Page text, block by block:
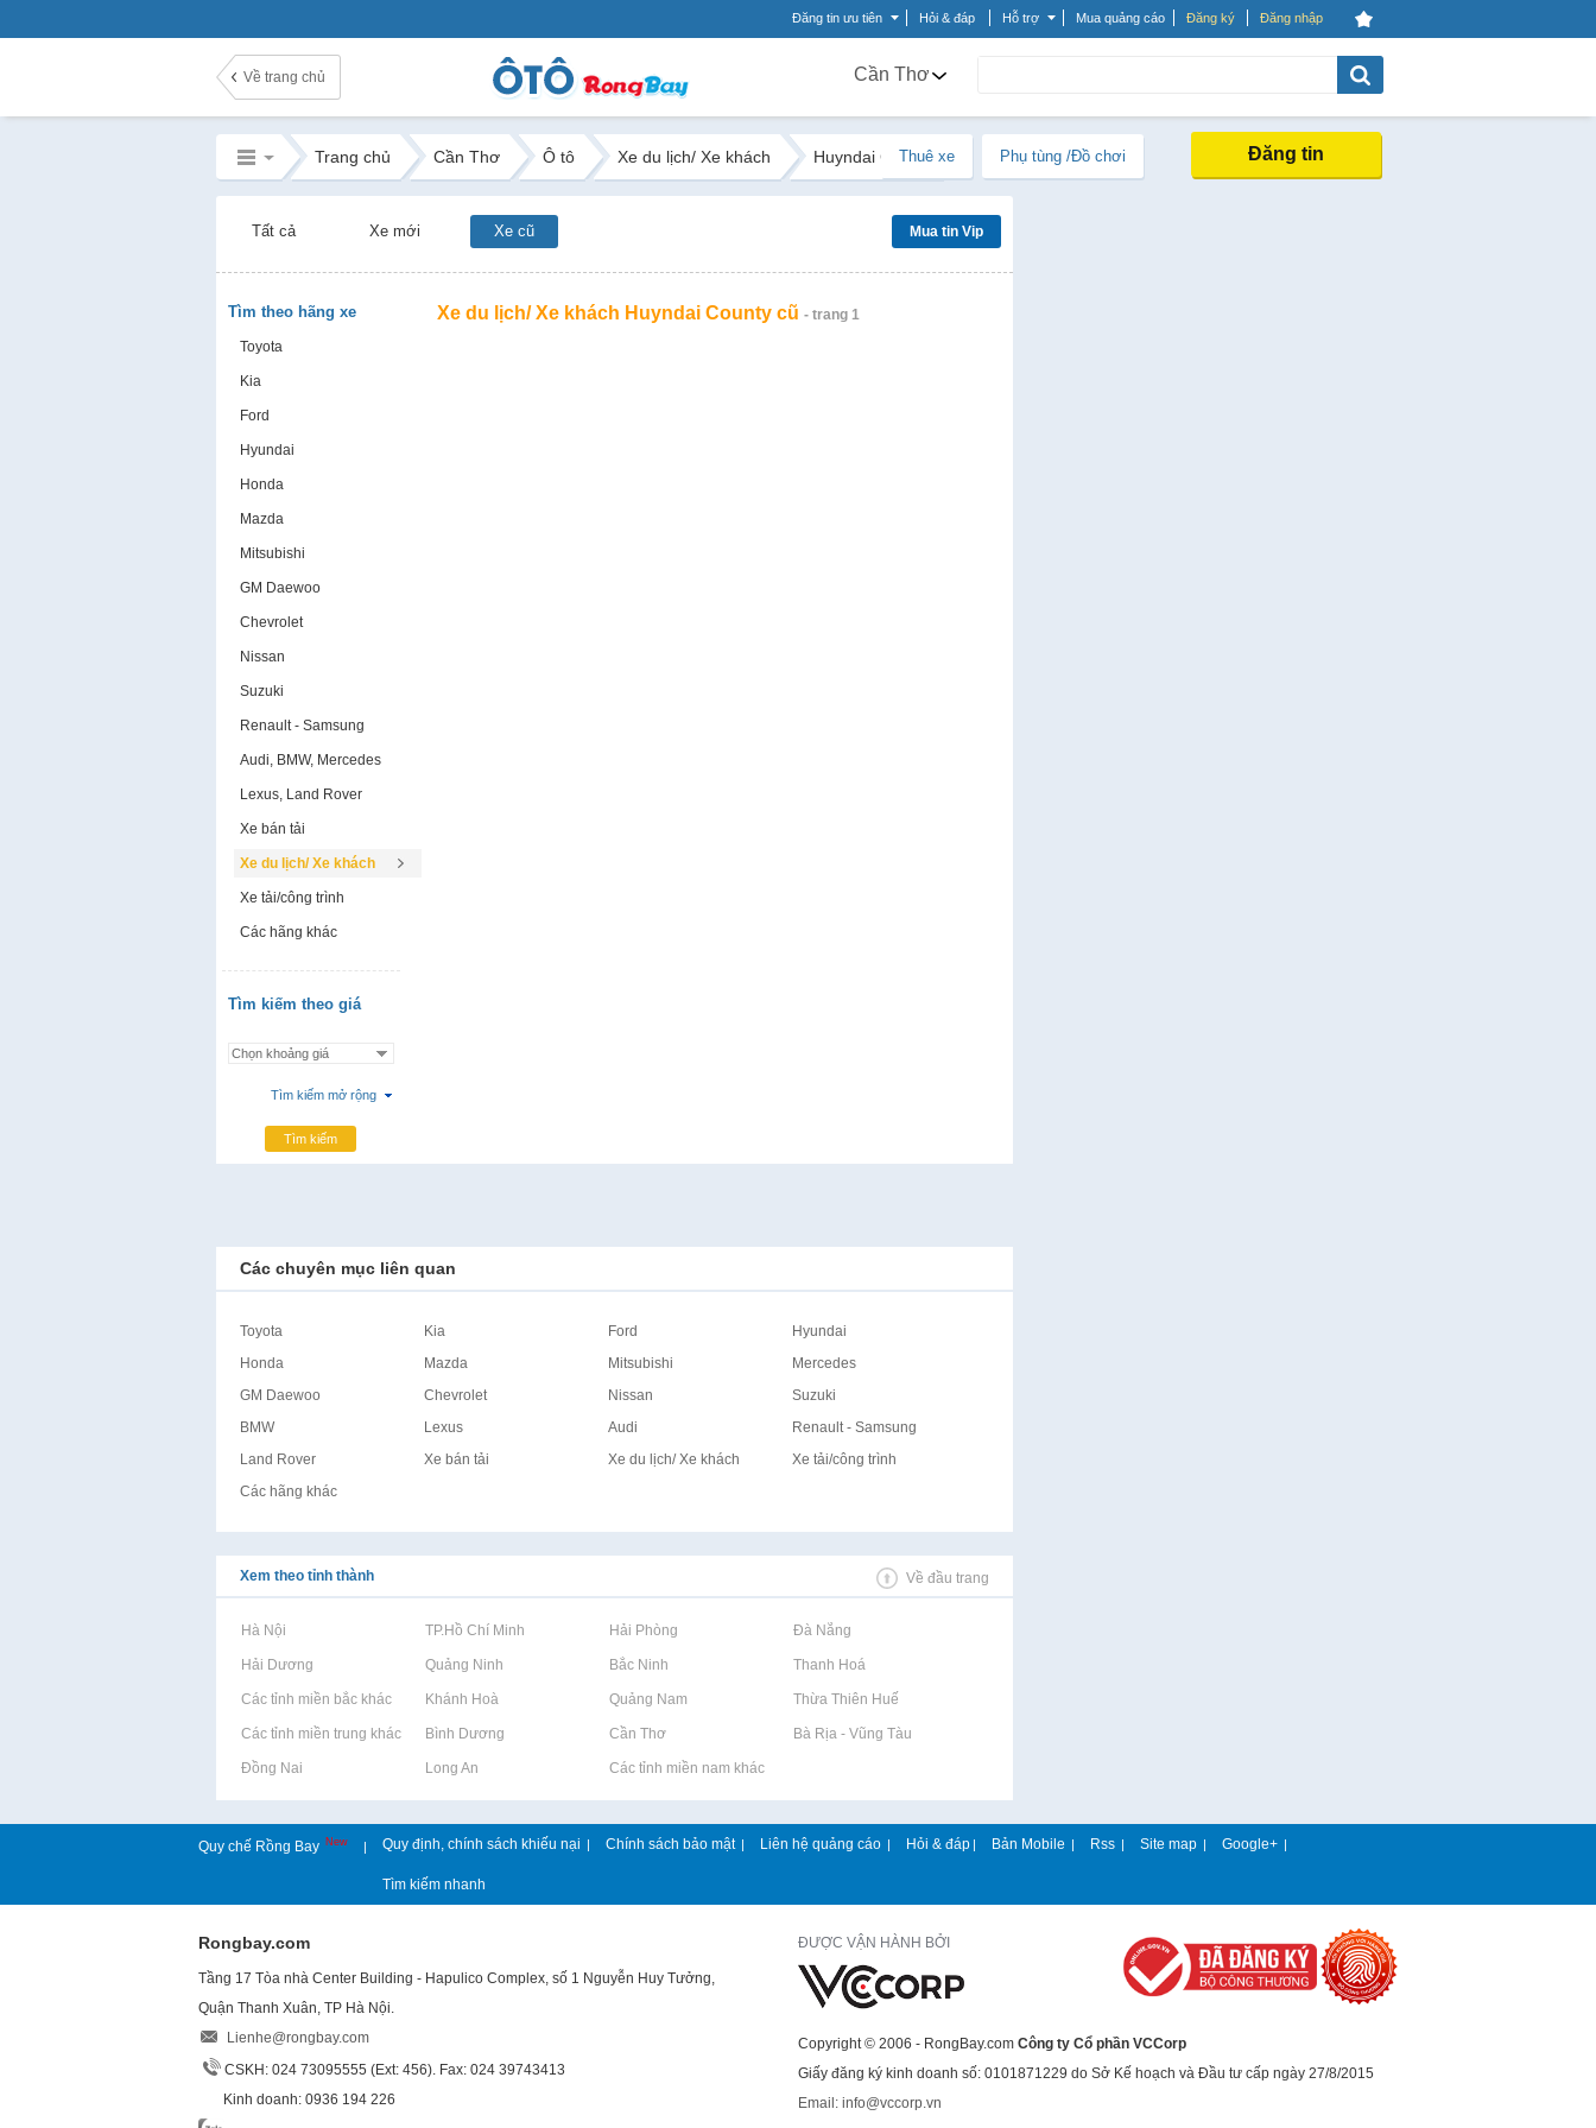
Đăng tin ưu tiên Hỏi & đáp Hỗ trợ Mua quảng cáo Đăng ký Đăng nhập
Về trang chủ Cần Thơ
Trang chủ Cần Thơ Ô tô Xe du lịch/ Xe khách Huyndai County
Thuê xe Phụ tùng /Đồ chơi Đăng tin
Tất cả Xe mới Xe cũ Mua tin Vip
Tìm theo hãng xe
Toyota
Kia
Ford
Hyundai
Honda
Mazda
Mitsubishi
GM Daewoo
Chevrolet
Nissan
Suzuki
Renault - Samsung
Audi, BMW, Mercedes
Lexus, Land Rover
Xe bán tải
Xe du lịch/ Xe khách
Xe tải/công trình
Các hãng khác
Tìm kiếm theo giá
Tìm kiếm mở rộng
Tìm kiếm
Xe du lịch/ Xe khách Huyndai County cũ - trang 1
Các chuyên mục liên quan
Toyota Kia Ford
Hyundai
Honda
Mazda Mitsubishi
Mercedes
GM Daewoo
Chevrolet Nissan
Suzuki
BMW
Lexus Audi
Renault - Samsung
Land Rover
Xe bán tải Xe du lịch/ Xe khách
Xe tải/công trình
Các hãng khác
Xem theo tỉnh thành Về đầu trang
Rao vặt tại Hà Nội Rao vặt tại TP.Hồ Chí Minh Rao vặt tại Hải Phòng Rao vặt tại Đà Nẵng
Rao vặt tại Hải Dương Rao vặt tại Quảng Ninh Rao vặt tại Bắc Ninh Rao vặt tại Thanh Hoá
Rao vặt tại Các tỉnh miền bắc khácRao vặt tại Khánh Hoà Rao vặt tại Quảng Nam Rao vặt tại Thừa Thiên Huế
Rao vặt tại Các tỉnh miền trung khácRao vặt tại Bình Dương Rao vặt tại Cần Thơ Rao vặt tại Bà Rịa - Vũng Tàu
Rao vặt tại Đồng Nai Rao vặt tại Long An Rao vặt tại Các tỉnh miền nam khác
Quy chế Rồng Bay New | Quy định, chính sách khiếu nại | Chính sách bảo mật | Liên hệ quảng cáo | Hỏi & đáp | Bản Mobile | Rss | Site map | Google+ |
Tìm kiếm nhanh
Rongbay.com
Tầng 17 Tòa nhà Center Building - Hapulico Complex, số 1 Nguyễn Huy Tưởng,
Quận Thanh Xuân, TP Hà Nội.
Lienhe@rongbay.com
CSKH: 024 73095555 (Ext: 456). Fax: 024 39743413
Kinh doanh: 0936 194 226
ĐƯỢC VẬN HÀNH BỞI
Copyright © 2006 - RongBay.com Công ty Cổ phần VCCorp
Giấy đăng ký kinh doanh số: 0101871229 do Sở Kế hoạch và Đầu tư cấp ngày 27/8/2015
Email: info@vccorp.vn